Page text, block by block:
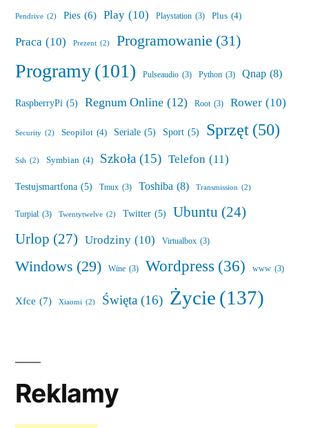
Pendrive (2) Pies (6) Play (10) Playstation (3) Plus (4)
Praca (10) Prezent (2) Programowanie (31)
Programy(101) Pulseaudio (3) Python (3) Qnap (8)
RaspberryPi (5) Regnum Online (12) Root (3) Rower (10)
Security (2) Seopilot (4) Seriale (5) Sport (5) Sprzęt(50)
Ssh (2) Symbian (4) Szkoła (15) Telefon (11)
Testujsmartfona (5) Tmux (3) Toshiba (8) Transmission (2)
Turpial (3) Twentytwelve (2) Twitter (5) Ubuntu (24)
Urlop (27) Urodziny (10) Virtualbox (3)
Windows (29) Wine (3) Wordpress (36) www (3)
Xfce (7) Xiaomi (2) Święta (16) Życie(137)
Reklamy